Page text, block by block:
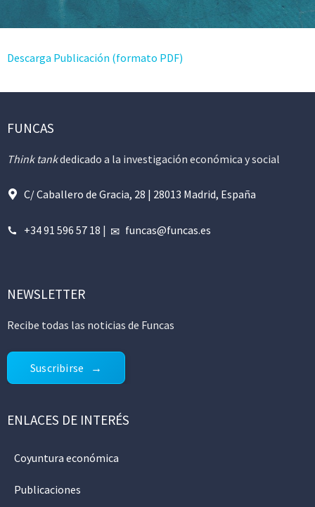
Descarga Publicación (formato PDF)
FUNCAS
Think tankdedicado a la investigación económica y social
C/ Caballero de Gracia, 28 | 28013 Madrid, España
+34 91 596 57 18 | funcas@funcas.es
NEWSLETTER
Recibe todas las noticias de Funcas
Suscribirse
ENLACES DE INTERÉS
Coyuntura económica
Publicaciones